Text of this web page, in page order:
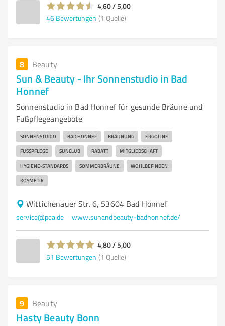
4,60 / 5,00
46 Bewertungen (1 Quelle)
8 Beauty
Sun & Beauty - Ihr Sonnenstudio in Bad
Honnef
Sonnenstudio in Bad Honnef für gesunde Bräune und
Fußpflegeangebote
SONNENSTUDIO BAD HONNEF BRÄUNUNG ERGOLINE
FUSSPFLEGE SUNCLUB RABATT MITGLIEDSCHAFT
HYGIENE-STANDARDS SOMMERBRÄUNE WOHLBEFINDEN
KOSMETIK
Wittichenauer Str. 6, 53604 Bad Honnef
service@pca.de www.sunandbeauty-badhonnef.de/
4,80 / 5,00
51 Bewertungen (1 Quelle)
9 Beauty
Hasty Beauty Bonn